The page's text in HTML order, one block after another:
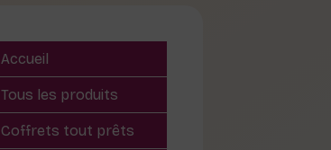
Accueil
Tous les produits
Coffrets tout prêts